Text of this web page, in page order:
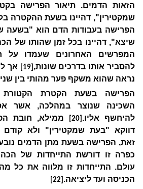
הזאות הדמים. תיאור הפרישה
שמקטירין", דהיינו בשעת ההקטרה
הפרישה בעבודות הדם הוא "בשעה
שיצא", דהיינו בכל זמן שהותו של
המפרשים האחרונים שעמדו על
להסביר אותו בדרכים שונות, [19]
אך
נראה שהוא משקף פער מהותי בין שני
הפרישה בשעת הקטרת הקטורת
השכינה שנוצר במהלכה, אשר
להיחשף אליו. [20]
ממילא, חובת
דווקא "בעת שמקטירין" ולא קודם
זאת, הפרישה בשעת מתן הדמים
כפרה זו דורשת התייחדות של
עולם. התייחדות זו מלווה את כל
הכניסה ועד ליציאה. [22]